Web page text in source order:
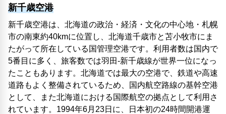
新千歳空港
新千歳空港は、北海道の政治・経済・文化の中心地・札幌
市の南東約40kmに位置し、北海道千歳市と苫小牧市にま
たがって所在している国管理空港です。利用者数は国内で
5番目に多く、旅客数では羽田-新千歳線が世界一位になっ
たこともあります。北海道では最大の空港で、鉄道や高速
道路もよく整備されているため、国内航空路線の基幹空港
として、また北海道における国際航空の拠点として利用さ
れています。1994年6月23日に、日本初の24時間開港運